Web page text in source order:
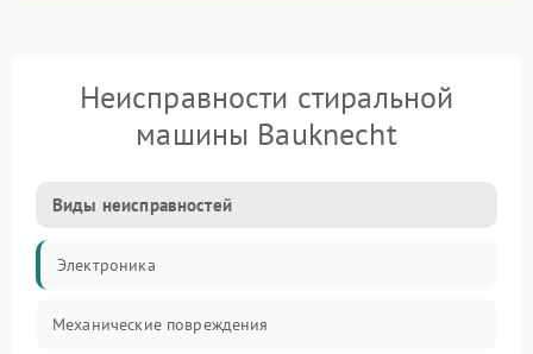
Неисправности стиральной
машины Bauknecht
Виды неисправностей
Электроника
Механические повреждения